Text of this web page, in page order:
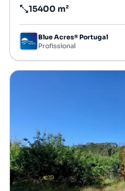
Preço por metro quadrado
15400 m²
Blue Acres® Portugal
Profissional